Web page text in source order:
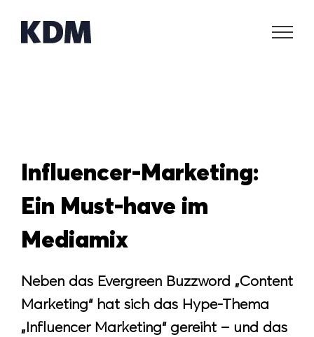
Inhalt
Influencer-Marketing:
Ein Must-have im
Mediamix
Neben das Evergreen Buzzword „Content
Marketing“ hat sich das Hype-Thema
„Influencer Marketing“ gereiht – und das